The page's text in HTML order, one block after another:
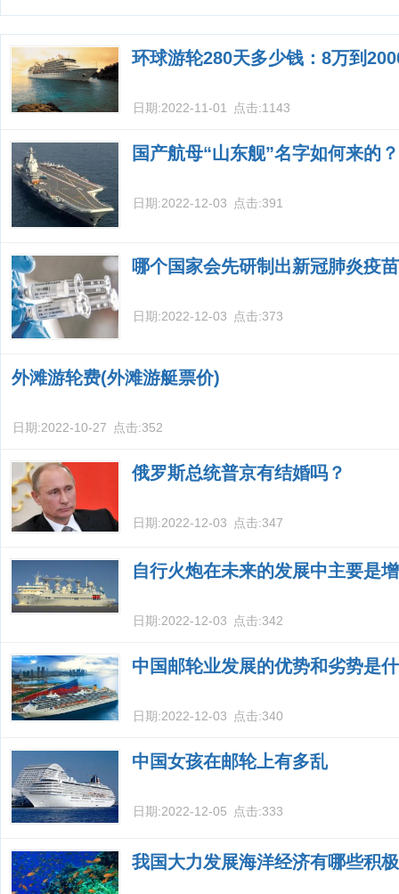
虱子缠身，
环球游轮280天多少钱：8万到
日期:2022-11-01 点击:1143
国产航母“山东舰”名字如何来的？
日期:2022-12-03 点击:391
哪个国家会先研制出新冠肺炎疫
日期:2022-12-03 点击:373
外滩游轮费(外滩游艇票价)
日期:2022-10-27 点击:352
俄罗斯总统普京有结婚吗？
日期:2022-12-03 点击:347
自行火炮在未来的发展中主要是
日期:2022-12-03 点击:342
中国邮轮业发展的优势和劣势是
日期:2022-12-03 点击:340
中国女孩在邮轮上有多乱
日期:2022-12-05 点击:333
我国大力发展海洋经济有哪些积